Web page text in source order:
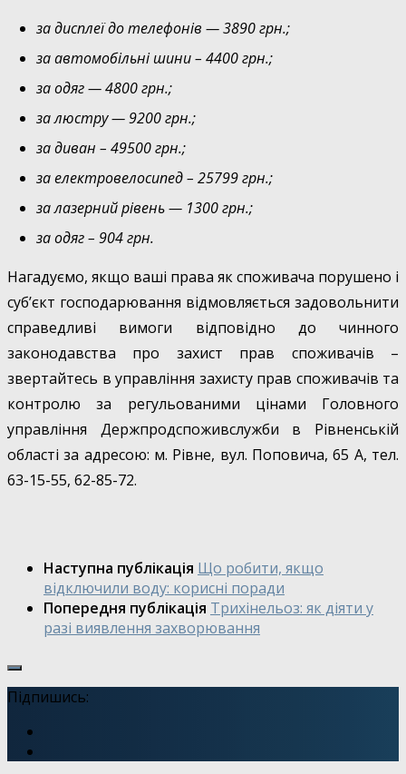
за дисплеї до телефонів — 3890 грн.;
за автомобільні шини – 4400 грн.;
за одяг — 4800 грн.;
за люстру — 9200 грн.;
за диван – 49500 грн.;
за електровелосипед – 25799 грн.;
за лазерний рівень — 1300 грн.;
за одяг – 904 грн.
Нагадуємо, якщо ваші права як споживача порушено і
суб’єкт господарювання відмовляється задовольнити
справедливі вимоги відповідно до чинного
законодавства про захист прав споживачів –
звертайтесь в управління захисту прав споживачів та
контролю за регульованими цінами Головного
управління Держпродспоживслужби в Рівненській
області за адресою: м. Рівне, вул. Поповича, 65 А, тел.
63-15-55, 62-85-72.
Наступна публікація Що робити, якщо
відключили воду: корисні поради
Попередня публікація Трихінельоз: як діяти у
разі виявлення захворювання
Підпишись: